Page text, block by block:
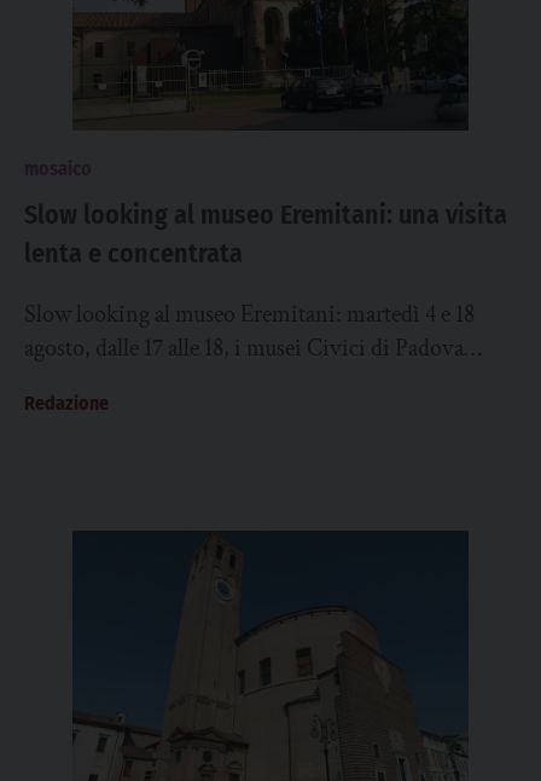
Slow looking al museo Eremitani: una visita
lenta e concentrata
Slow looking al museo Eremitani: martedì 4 e 18
agosto, dalle 17 alle 18, i musei Civici di Padova
Redazione